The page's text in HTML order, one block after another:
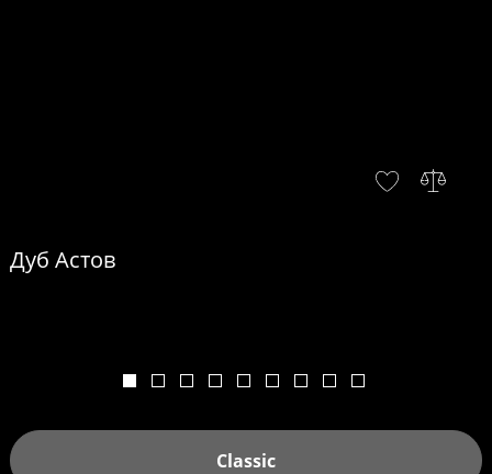
Дуб Астов
Classic